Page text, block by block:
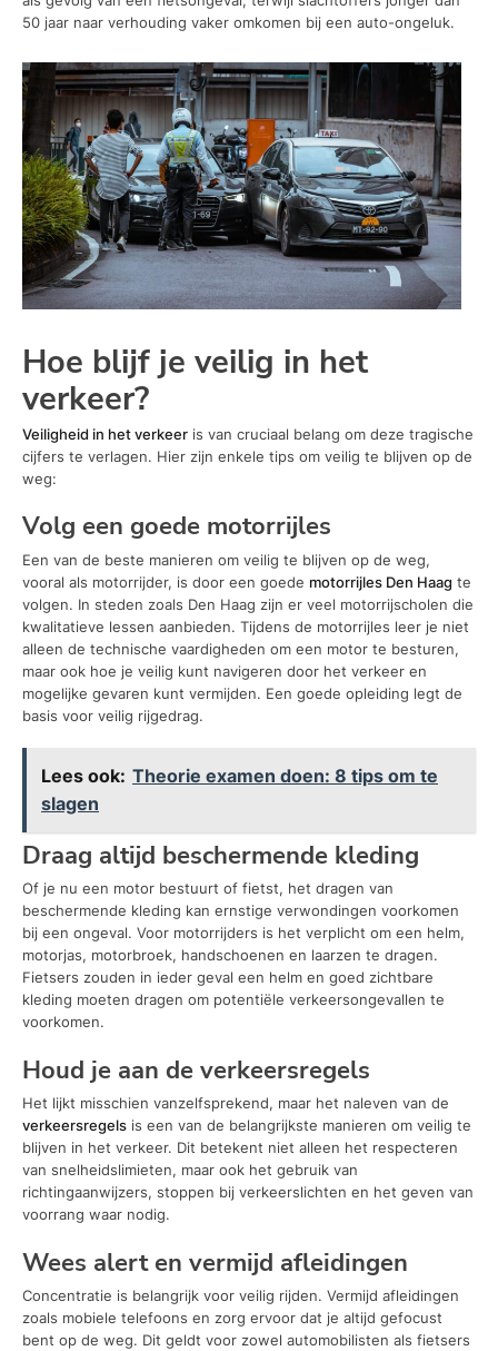
50 jaar naar verhouding vaker omkomen bij een auto-ongeluk.
Hoe blijf je veilig in het
verkeer?
Veiligheid in het verkeer is van cruciaal belang om deze tragische
cijfers te verlagen. Hier zijn enkele tips om veilig te blijven op de
weg:
Volg een goede motorrijles
Een van de beste manieren om veilig te blijven op de weg,
vooral als motorrijder, is door een goede motorrijles Den Haag te
volgen. In steden zoals Den Haag zijn er veel motorrijscholen die
kwalitatieve lessen aanbieden. Tijdens de motorrijles leer je niet
alleen de technische vaardigheden om een motor te besturen,
maar ook hoe je veilig kunt navigeren door het verkeer en
mogelijke gevaren kunt vermijden. Een goede opleiding legt de
basis voor veilig rijgedrag.
Lees ook: Theorie examen doen: 8 tips om te
slagen
Draag altijd beschermende kleding
Of je nu een motor bestuurt of fietst, het dragen van
beschermende kleding kan ernstige verwondingen voorkomen
bij een ongeval. Voor motorrijders is het verplicht om een helm,
motorjas, motorbroek, handschoenen en laarzen te dragen.
Fietsers zouden in ieder geval een helm en goed zichtbare
kleding moeten dragen om potentiële verkeersongevallen te
voorkomen.
Houd je aan de verkeersregels
Het lijkt misschien vanzelfsprekend, maar het naleven van de
verkeersregels is een van de belangrijkste manieren om veilig te
blijven in het verkeer. Dit betekent niet alleen het respecteren
van snelheidslimieten, maar ook het gebruik van
richtingaanwijzers, stoppen bij verkeerslichten en het geven van
voorrang waar nodig.
Wees alert en vermijd afleidingen
Concentratie is belangrijk voor veilig rijden. Vermijd afleidingen
zoals mobiele telefoons en zorg ervoor dat je altijd gefocust
bent op de weg. Dit geldt voor zowel automobilisten als fietsers